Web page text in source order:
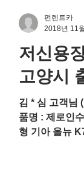
저신용
고양시
김 * 심 고객님 (
품명 : 제로인
형 기아 올뉴
펀렌트카
2018년 11